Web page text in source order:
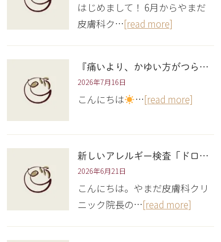
はじめまして！ 6月からやまだ
皮膚科ク…[read more]
『痛いより、かゆい方がつらい
2026年7月16日
こんにちは …[read more]
新しいアレルギー検査「ドロップスクリーン」を導入しました！
2026年6月21日
こんにちは。やまだ皮膚科クリ
ニック院長の…[read more]